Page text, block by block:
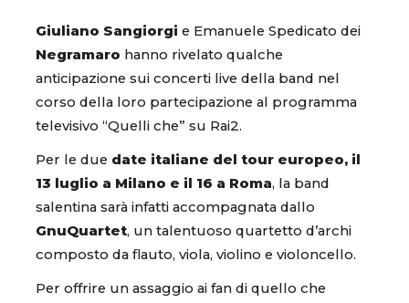
Giuliano Sangiorgi e Emanuele Spedicato dei
Negramaro hanno rivelato qualche
anticipazione sui concerti live della band nel
corso della loro partecipazione al programma
televisivo “Quelli che” su Rai2.
Per le due date italiane del tour europeo, il
13 luglio a Milano e il 16 a Roma, la band
salentina sarà infatti accompagnata dallo
GnuQuartet, un talentuoso quartetto d’archi
composto da flauto, viola, violino e violoncello.
Per offrire un assaggio ai fan di quello che